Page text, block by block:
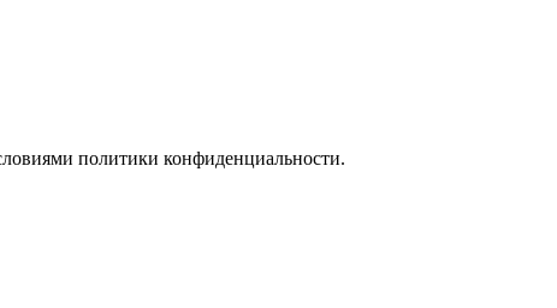
политики конфиденциальности.